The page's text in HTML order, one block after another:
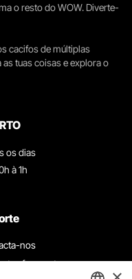
o resto do WOW. Diverte-
cacifos de múltiplas
tuas coisas e explora o
os dias
à 1h
nos
frequentes